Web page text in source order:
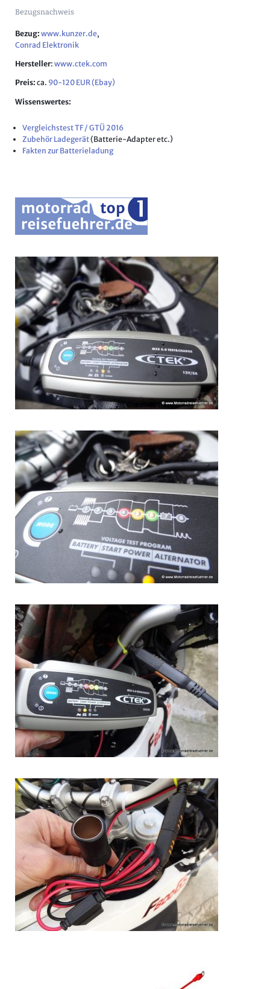
Bezugsnachweis
Bezug: www.kunzer.de,
Conrad Elektronik
Hersteller: www.ctek.com
Preis: ca. 90-120 EUR (Ebay)
Wissenswertes:
Vergleichstest TF / GTÜ 2016
Zubehör Ladegerät(Batterie-Adapter etc.)
Fakten zur Batterieladung